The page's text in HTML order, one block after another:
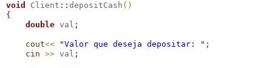
void Client :: depositCash ( )
{
double val ;
cout<< "Valor que deseja depositar: " ;
cin >> val ;